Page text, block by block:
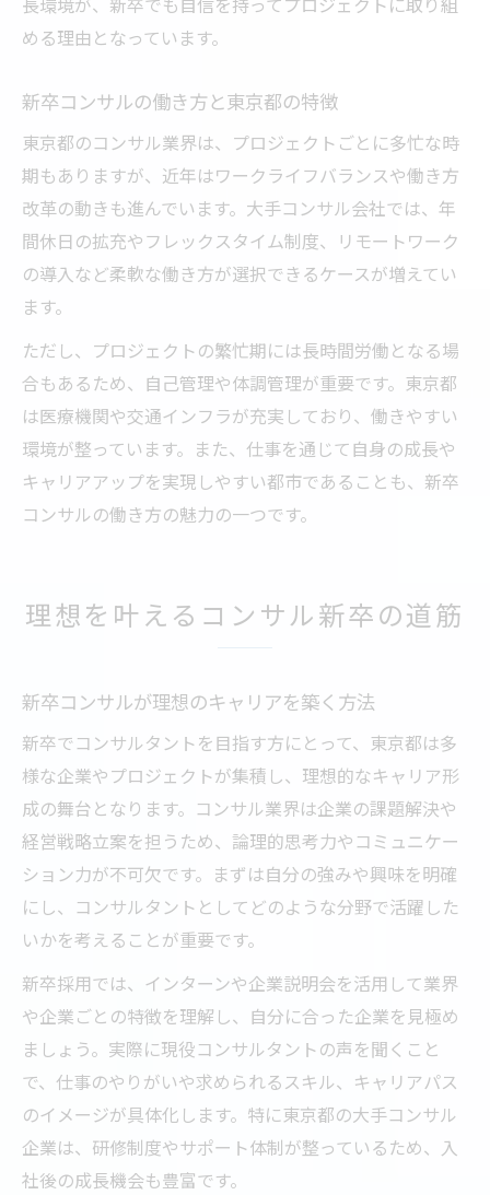
める理由となっています。
新卒コンサルの働き方と東京都の特徴
東京都のコンサル業界は、プロジェクトごとに多忙な時
期もありますが、近年はワークライフバランスや働き方
改革の動きも進んでいます。大手コンサル会社では、年
間休日の拡充やフレックスタイム制度、リモートワーク
の導入など柔軟な働き方が選択できるケースが増えてい
ます。
ただし、プロジェクトの繁忙期には長時間労働となる場
合もあるため、自己管理や体調管理が重要です。東京都
は医療機関や交通インフラが充実しており、働きやすい
環境が整っています。また、仕事を通じて自身の成長や
キャリアアップを実現しやすい都市であることも、新卒
コンサルの働き方の魅力の一つです。
理想を叶えるコンサル新卒の道筋
新卒コンサルが理想のキャリアを築く方法
新卒でコンサルタントを目指す方にとって、東京都は多
様な企業やプロジェクトが集積し、理想的なキャリア形
成の舞台となります。コンサル業界は企業の課題解決や
経営戦略立案を担うため、論理的思考力やコミュニケー
ション力が不可欠です。まずは自分の強みや興味を明確
にし、コンサルタントとしてどのような分野で活躍した
いかを考えることが重要です。
新卒採用では、インターンや企業説明会を活用して業界
や企業ごとの特徴を理解し、自分に合った企業を見極め
ましょう。実際に現役コンサルタントの声を聞くこと
で、仕事のやりがいや求められるスキル、キャリアパス
のイメージが具体化します。特に東京都の大手コンサル
企業は、研修制度やサポート体制が整っているため、入
社後の成長機会も豊富です。